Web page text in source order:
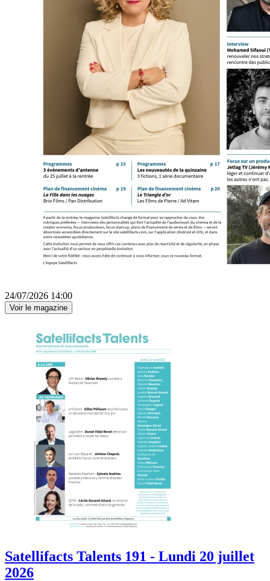
24/07/2026 14:00
Voir le magazine
Satellifacts Talents 191 - Lundi 20 juillet
2026